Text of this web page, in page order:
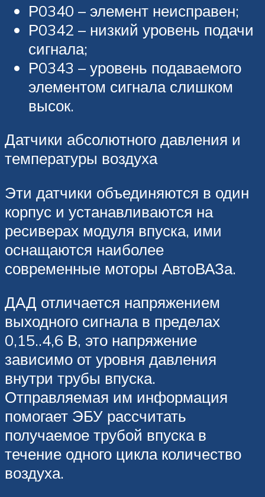
Р0340 – элемент неисправен;
Р0342 – низкий уровень подачи
сигнала;
Р0343 – уровень подаваемого
элементом сигнала слишком
высок.
Датчики абсолютного давления и
температуры воздуха
Эти датчики объединяются в один
корпус и устанавливаются на
ресиверах модуля впуска, ими
оснащаются наиболее
современные моторы АвтоВАЗа.
ДАД отличается напряжением
выходного сигнала в пределах
0,15..4,6 В, это напряжение
зависимо от уровня давления
внутри трубы впуска.
Отправляемая им информация
помогает ЭБУ рассчитать
получаемое трубой впуска в
течение одного цикла количество
воздуха.